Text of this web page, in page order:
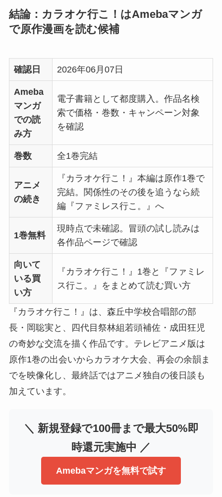
結論：カラオケ行こ！はAmebaマンガ
で原作漫画を読む候補
確認日 2026年06月07日
Ameba
マンガ
での読
み方
電子書籍として都度購入。作品名検
索で価格・巻数・キャンペーン対象
を確認
巻数 全1巻完結
アニメ
の続き
『カラオケ行こ！』本編は原作1巻で
完結。関係性のその後を追うなら続
編『ファミレス行こ。』へ
1巻無料
現時点で未確認。冒頭の試し読みは
各作品ページで確認
向いて
いる買
い方
『カラオケ行こ！』1巻と『ファミレ
ス行こ。』をまとめて読む買い方
『カラオケ行こ！』は、森丘中学校合唱部の部
長・岡聡実と、四代目祭林組若頭補佐・成田狂児
の奇妙な交流を描く作品です。テレビアニメ版は
原作1巻の出会いからカラオケ大会、再会の余韻ま
でを映像化し、最終話ではアニメ独自の後日談も
加えています。
＼ 新規登録で100冊まで最大50%即
時還元実施中 ／
Amebaマンガを無料で試す